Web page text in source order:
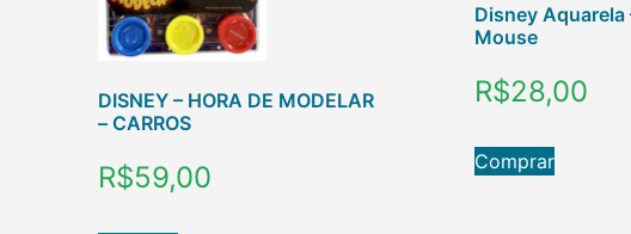
DISNEY – HORA DE MODELAR
– CARROS
R$59,00
Disney Aquarela
Mouse
R$28,00
Comprar